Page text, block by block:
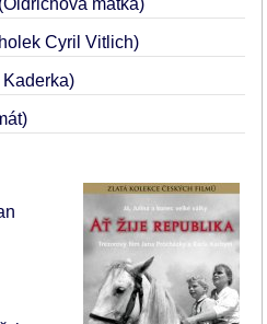
(Oldřichova matka)
Cyril Vitlich)